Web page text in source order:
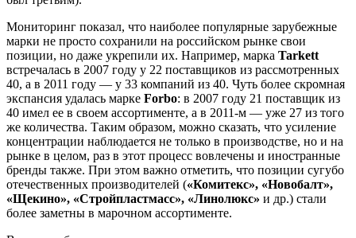
Мониторинг показал, что наиболее популярные зарубежные
марки не просто сохранили на российском рынке свои
позиции, но даже укрепили их. Например, марка Tarkett
встречалась в 2007 году у 22 поставщиков из рассмотренных
40, а в 2011 году — у 33 компаний из 40. Чуть более скромная
экспансия удалась марке Forbo: в 2007 году 21 поставщик из
40 имел ее в своем ассортименте, а в 2011-м — уже 27 из того
же количества. Таким образом, можно сказать, что усиление
концентрации наблюдается не только в производстве, но и на
рынке в целом, раз в этот процесс вовлечены и иностранные
бренды также. При этом важно отметить, что позиции сугубо
отечественных производителей («Комитекс», «Новобалт»,
«Щекино», «Стройпластмасс», «Линолюкс» и др.) стали
более заметны в марочном ассортименте.